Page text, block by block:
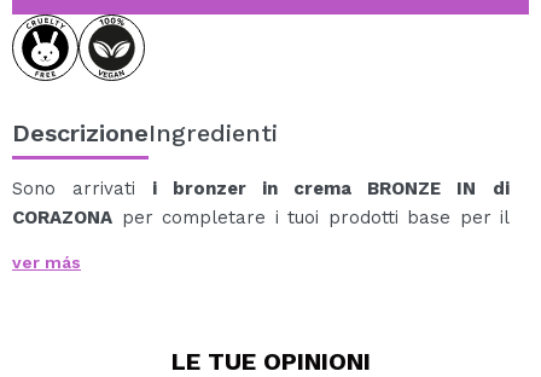
DescrizioneIngredienti
Sono arrivati i bronzer in crema BRONZE IN
di
CORAZONA per completare i tuoi prodotti base per il
Grazie al formato stick multiuso, puoi utilizzarlo sia sul
basteranno un paio di tocchi con il pennello per
ver más
LE TUE OPINIONI